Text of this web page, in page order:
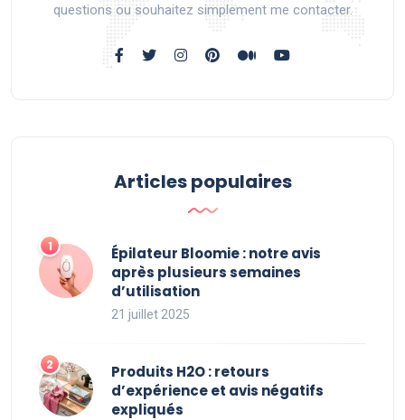
questions ou souhaitez simplement me contacter.
Articles populaires
Épilateur Bloomie : notre avis
après plusieurs semaines
d’utilisation
21 juillet 2025
Produits H2O : retours
d’expérience et avis négatifs
expliqués